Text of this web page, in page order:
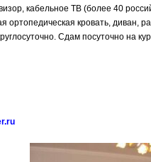
кабельное ТВ (более 40
ортопедическая кровать, диван,
Сдам посуточно на